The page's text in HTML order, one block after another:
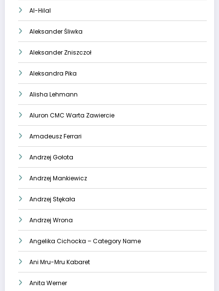
Al-Hilal
Aleksander Śliwka
Aleksander Zniszczoł
Aleksandra Pika
Alisha Lehmann
Aluron CMC Warta Zawiercie
Amadeusz Ferrari
Andrzej Gołota
Andrzej Mankiewicz
Andrzej Stękała
Andrzej Wrona
Angelika Cichocka – Category Name
Ani Mru-Mru Kabaret
Anita Werner